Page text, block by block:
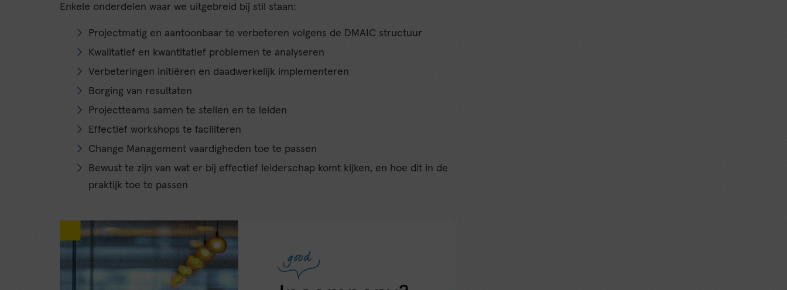
Enkele onderdelen waar we uitgebreid bij stil staan:
Projectmatig en aantoonbaar te verbeteren volgens de DMAIC structuur
Kwalitatief en kwantitatief problemen te analyseren
Verbeteringen initiëren en daadwerkelijk implementeren
Borging van resultaten
Projectteams samen te stellen en te leiden
Effectief workshops te faciliteren
Change Management vaardigheden toe te passen
Bewust te zijn van wat er bij effectief leiderschap komt kijken, en hoe dit in de
praktijk toe te passen